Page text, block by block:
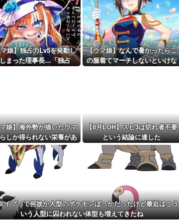
娘】独占力Lv5を発動し
まった理事長…「独占
【ウマ娘】なんで暑かったらこ
の服着てマーチしないといけな
娘】海外勢が描いたウマ
しか得られない栄養があ
る
【8月LOH】スピ3は切れ者不要
という結論に達した
イプって何故か人型のポケモンばっかだったけど最近はこう
いう人型に囚われない体型も増えてきたね